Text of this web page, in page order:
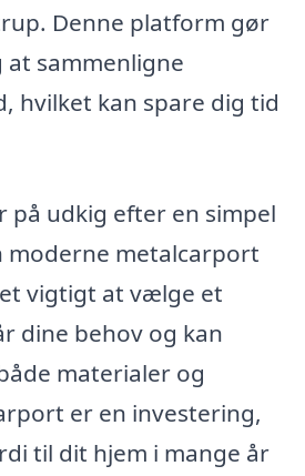
Denne platform gør
sammenligne
hvilket kan spare dig tid
på udkig efter en simpel
metalcarport
vigtigt at vælge et
dine behov og kan
materialer og
er en investering,
til dit hjem i mange år